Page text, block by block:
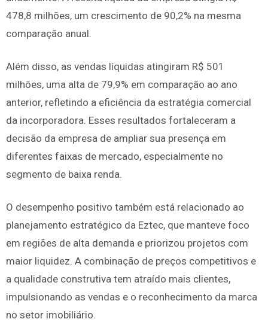
478,8 milhões, um crescimento de 90,2% na mesma
comparação anual.
Além disso, as vendas líquidas atingiram R$ 501
milhões, uma alta de 79,9% em comparação ao ano
anterior, refletindo a eficiência da estratégia comercial
da incorporadora. Esses resultados fortaleceram a
decisão da empresa de ampliar sua presença em
diferentes faixas de mercado, especialmente no
segmento de baixa renda.
O desempenho positivo também está relacionado ao
planejamento estratégico da Eztec, que manteve foco
em regiões de alta demanda e priorizou projetos com
maior liquidez. A combinação de preços competitivos e
a qualidade construtiva tem atraído mais clientes,
impulsionando as vendas e o reconhecimento da marca
no setor imobiliário.